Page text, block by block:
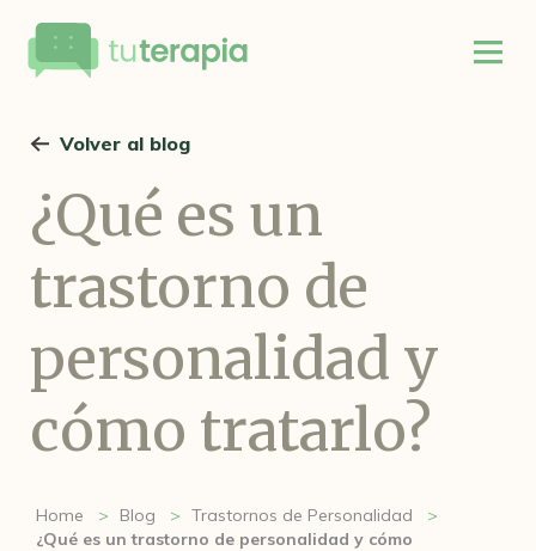
Volver al blog
¿Qué es un
trastorno de
personalidad y
cómo tratarlo?
Home Blog
Trastornos de Personalidad
¿Qué es un trastorno de personalidad y cómo